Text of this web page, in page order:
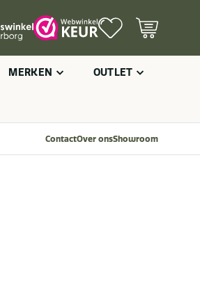
MERKEN OUTLET
ContactOver onsShowroom